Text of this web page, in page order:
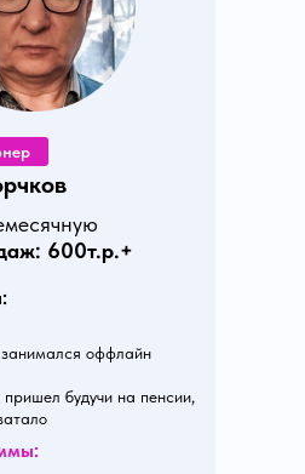
600т.р.+
оффлайн
пришел будучи на пенсии,